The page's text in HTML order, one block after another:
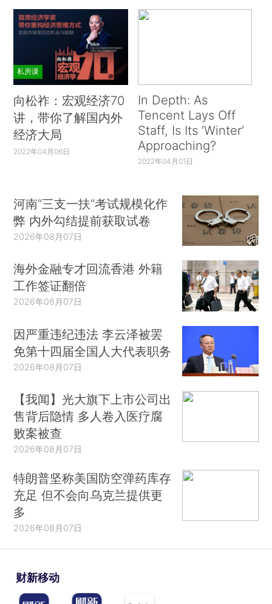
私房课
向松祚：宏观经济70
讲，带你了解国内外
经济大局
2022年04月06日
In Depth: As
Tencent Lays Off
Staff, Is Its ‘Winter’
Approaching?
2022年04月01日
河南“三支一扶”考试规模化作
弊 内外勾结提前获取试卷
2026年08月07日
海外金融专才回流香港 外籍
工作签证翻倍
2026年08月07日
因严重违纪违法 李云泽被罢
免第十四届全国人大代表职务
2026年08月07日
【我闻】光大旗下上市公司出
售背后隐情 多人卷入医疗腐
败案被查
2026年08月07日
特朗普坚称美国防空弹药库存
充足 但不会向乌克兰提供更
多
2026年08月07日
财新移动